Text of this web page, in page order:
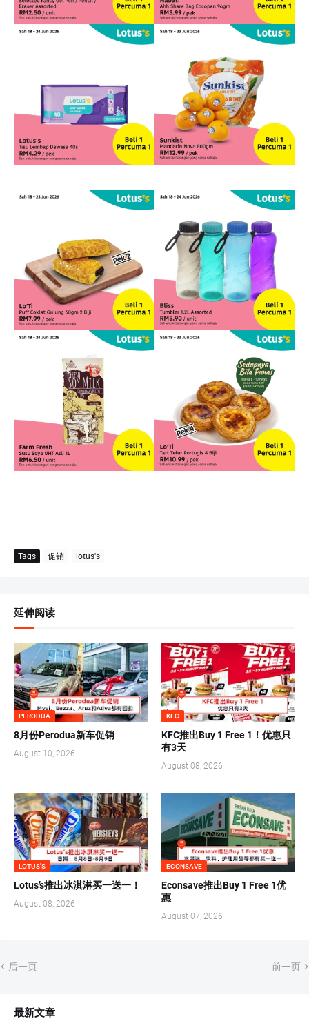
Tags 促销 lotus's
延伸阅读
PERODUA
8月份Perodua新车促销
August 10, 2026
KFC
KFC推出Buy 1 Free 1！优惠只
有3天
August 08, 2026
LOTUS'S
Lotus’s推出冰淇淋买一送一！
August 08, 2026
ECONSAVE
Econsave推出Buy 1 Free 1优
惠
August 07, 2026
后一页 前一页
最新文章